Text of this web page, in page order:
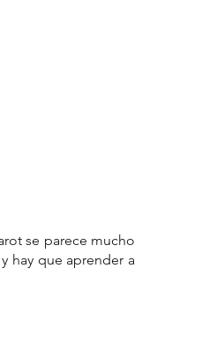
se parece mucho
hay que aprender a